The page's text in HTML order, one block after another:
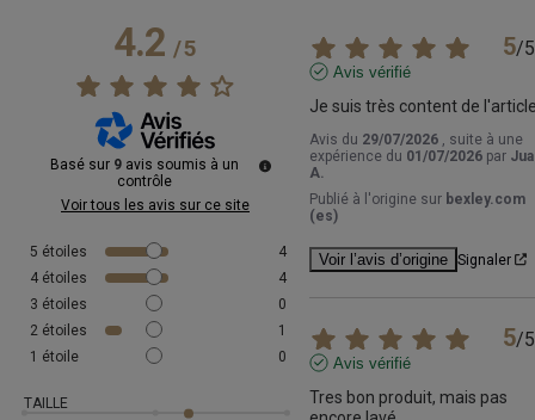
4.2/5
Basé sur 9 avis soumis à un
contrôle
Voir tous les avis sur ce site
5 étoiles
4
4 étoiles
4
3 étoiles
0
2 étoiles
1
1 étoile 0
TAILLE
5/5
Avis vérifié
Je suis très content de
Avis du 29/07/2026 , suite à une
expérience du 01/07/2026 par
A.
Publié à l'origine sur bexley.com
(es)
Voir l’avis d’origine Signaler
5/5
Avis vérifié
Tres bon produit, mais pas